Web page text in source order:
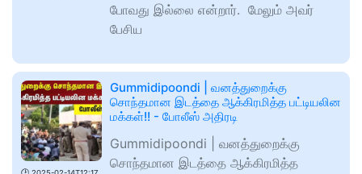
போவது இல்லை என்றார். மேலும் அவர்
பேசிய
Gummidipoondi | வனத்துறைக்கு
சொந்தமான இடத்தை ஆக்கிரமித்த பட்டியலின
மக்கள்!! - போலீஸ் அதிரடி
Gummidipoondi | வனத்துறைக்கு
சொந்தமான இடத்தை ஆக்கிரமித்த